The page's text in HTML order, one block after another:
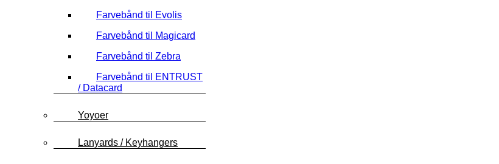
Farvebånd til Evolis
Farvebånd til Magicard
Farvebånd til Zebra
Farvebånd til ENTRUST
/ Datacard
Yoyoer
Lanyards / Keyhangers